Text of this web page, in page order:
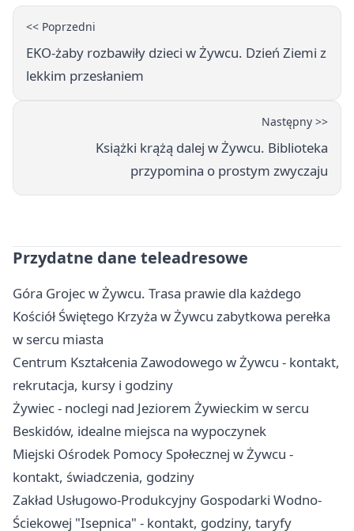
<< Poprzedni
EKO-żaby rozbawiły dzieci w Żywcu. Dzień Ziemi z
lekkim przesłaniem
Następny >>
Książki krążą dalej w Żywcu. Biblioteka
przypomina o prostym zwyczaju
Przydatne dane teleadresowe
Góra Grojec w Żywcu. Trasa prawie dla każdego
Kościół Świętego Krzyża w Żywcu zabytkowa perełka
w sercu miasta
Centrum Kształcenia Zawodowego w Żywcu - kontakt,
rekrutacja, kursy i godziny
Żywiec - noclegi nad Jeziorem Żywieckim w sercu
Beskidów, idealne miejsca na wypoczynek
Miejski Ośrodek Pomocy Społecznej w Żywcu -
kontakt, świadczenia, godziny
Zakład Usługowo-Produkcyjny Gospodarki Wodno-
Ściekowej "Isepnica" - kontakt, godziny, taryfy